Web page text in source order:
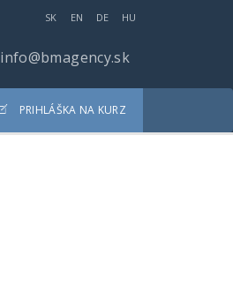
SK EN DE HU
info@bmagency.sk
PRIHLÁŠKA NA KURZ